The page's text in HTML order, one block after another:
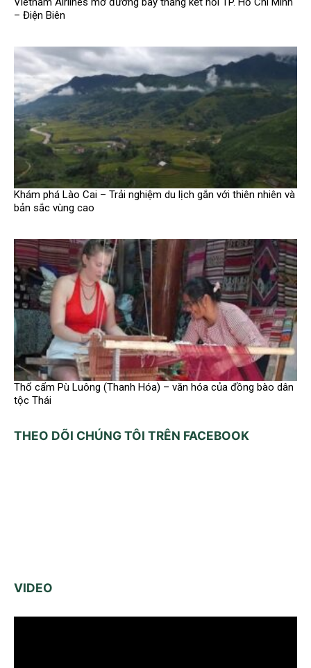
– Điện Biên
Khám phá Lào Cai – Trải nghiệm du lịch gắn với thiên nhiên và
bản sắc vùng cao
Thổ cẩm Pù Luông (Thanh Hóa) – văn hóa của đồng bào dân
tộc Thái
THEO DÕI CHÚNG TÔI TRÊN FACEBOOK
VIDEO